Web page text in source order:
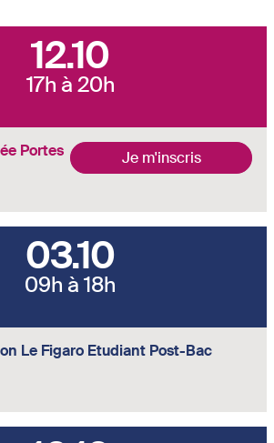
12.10
17h à 20h
Portes
Je m'inscris
03.10
09h à 18h
Le Figaro Etudiant Post-Bac